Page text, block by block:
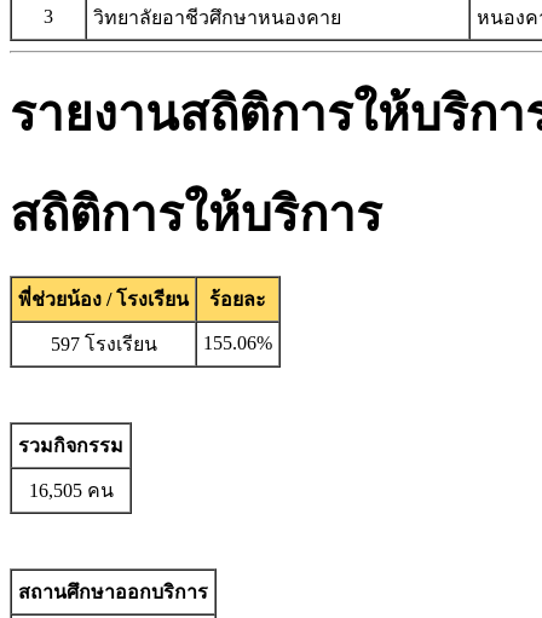
3 วิทยาลัยอาชีวศึกษาหนองคาย หนองค
รายงานสถิติการให้บริก
สถิติการให้บริการ
พี่ช่วยน้อง / โรงเรียน ร้อยละ
597 โรงเรียน 155.06%
รวมกิจกรรม
16,505 คน
สถานศึกษาออกบริการ